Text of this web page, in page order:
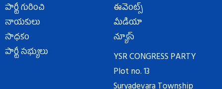
పార్టీ గురించి
నాయకులు
సాధకం
పార్టీ సభ్యులు
ఈవెంట్స్
మీడియా
న్యూస్
YSR CONGRESS PARTY
Plot no. 13